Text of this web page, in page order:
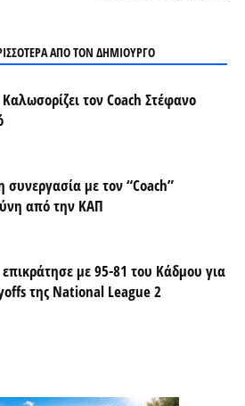
ΑΠΟ ΤΟΝ ΔΗΜΙΟΥΡΓΟ
τον Coach Στέφανο
συνεργασία με τον “Coach”
από την ΚΑΠ
με 95-81 του Κάδμου για
της National League 2